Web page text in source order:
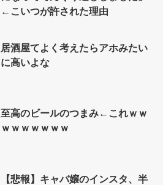
←こいつが許された理由
居酒屋てよく考えたらアホみたい
に高いよな
至高のビールのつまみ←これｗｗ
ｗｗｗｗｗｗｗ
【悲報】キャバ嬢のインスタ、半